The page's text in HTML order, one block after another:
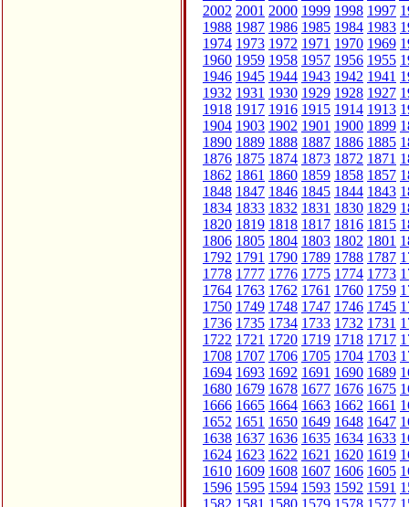
2002 2001 2000 1999 1998 1997
1988 1987 1986 1985 1984 1983
1974 1973 1972 1971 1970 1969
1960 1959 1958 1957 1956 1955
1946 1945 1944 1943 1942 1941
1932 1931 1930 1929 1928 1927
1918 1917 1916 1915 1914 1913
1904 1903 1902 1901 1900 1899
1890 1889 1888 1887 1886 1885
1876 1875 1874 1873 1872 1871
1862 1861 1860 1859 1858 1857
1848 1847 1846 1845 1844 1843
1834 1833 1832 1831 1830 1829
1820 1819 1818 1817 1816 1815
1806 1805 1804 1803 1802 1801
1792 1791 1790 1789 1788 1787
1778 1777 1776 1775 1774 1773
1764 1763 1762 1761 1760 1759
1750 1749 1748 1747 1746 1745
1736 1735 1734 1733 1732 1731
1722 1721 1720 1719 1718 1717
1708 1707 1706 1705 1704 1703
1694 1693 1692 1691 1690 1689
1680 1679 1678 1677 1676 1675
1666 1665 1664 1663 1662 1661
1652 1651 1650 1649 1648 1647
1638 1637 1636 1635 1634 1633
1624 1623 1622 1621 1620 1619
1610 1609 1608 1607 1606 1605
1596 1595 1594 1593 1592 1591